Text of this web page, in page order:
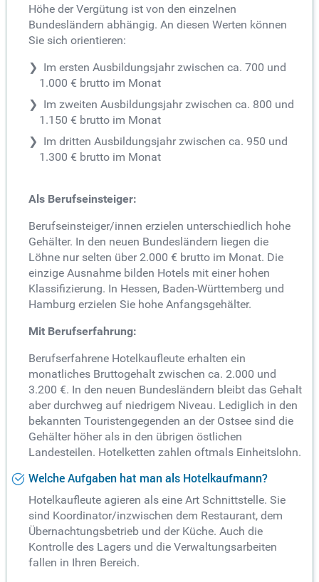
Höhe der Vergütung ist von den einzelnen
Bundesländern abhängig. An diesen Werten können
Sie sich orientieren:
Im ersten Ausbildungsjahr zwischen ca. 700 und
1.000 € brutto im Monat
Im zweiten Ausbildungsjahr zwischen ca. 800 und
1.150 € brutto im Monat
Im dritten Ausbildungsjahr zwischen ca. 950 und
1.300 € brutto im Monat
Als Berufseinsteiger:
Berufseinsteiger/innen erzielen unterschiedlich hohe
Gehälter. In den neuen Bundesländern liegen die
Löhne nur selten über 2.000 € brutto im Monat. Die
einzige Ausnahme bilden Hotels mit einer hohen
Klassifizierung. In Hessen, Baden-Württemberg und
Hamburg erzielen Sie hohe Anfangsgehälter.
Mit Berufserfahrung:
Berufserfahrene Hotelkaufleute erhalten ein
monatliches Bruttogehalt zwischen ca. 2.000 und
3.200 €. In den neuen Bundesländern bleibt das Gehalt
aber durchweg auf niedrigem Niveau. Lediglich in den
bekannten Touristengegenden an der Ostsee sind die
Gehälter höher als in den übrigen östlichen
Landesteilen. Hotelketten zahlen oftmals Einheitslohn.
Welche Aufgaben hat man als Hotelkaufmann?
Hotelkaufleute agieren als eine Art Schnittstelle. Sie
sind Koordinator/inzwischen dem Restaurant, dem
Übernachtungsbetrieb und der Küche. Auch die
Kontrolle des Lagers und die Verwaltungsarbeiten
fallen in Ihren Bereich.